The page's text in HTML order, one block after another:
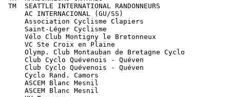
TM  SEATTLE INTERNATIONAL RANDONNEURS
AC INTERNACIONAL (GU/SS)
Association Cyclisme Clapiers
Saint-Léger Cyclisme
Club Montigny le Bretonneux
VC Ste Croix en Plaine
Club Montauban de Bretagne Cyclo
Cyclo Quévenois - Quéven
Cyclo Quévenois - Quéven
Cyclo Rand. Camors
ASCEM Blanc Mesnil
ASCEM Blanc Mesnil